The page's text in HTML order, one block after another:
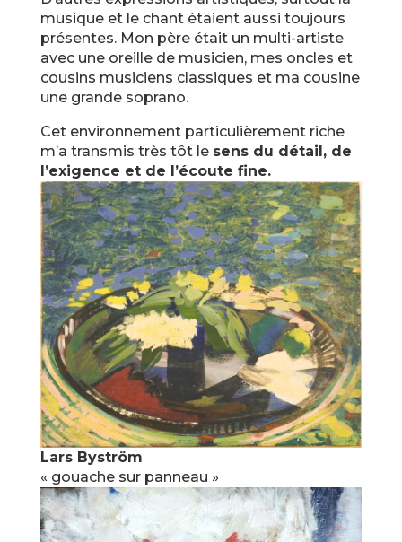
musique et le chant étaient aussi toujours
présentes. Mon père était un multi-artiste
avec une oreille de musicien, mes oncles et
cousins musiciens classiques et ma cousine
une grande soprano.
Cet environnement particulièrement riche
m’a transmis très tôt le sens du détail, de
l’exigence et de l’écoute fine.
Lars Byström
« gouache sur panneau »